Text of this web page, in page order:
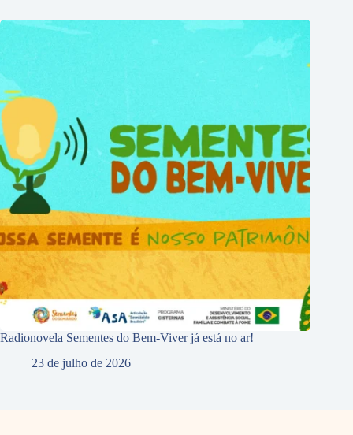
Radionovela Sementes do Bem-Viver já está no ar!
23 de julho de 2026